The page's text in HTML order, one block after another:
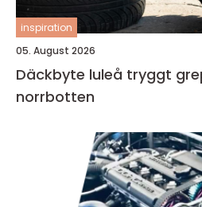
inspiration
05. August 2026
Däckbyte luleå tryggt grepp året runt i
norrbotten